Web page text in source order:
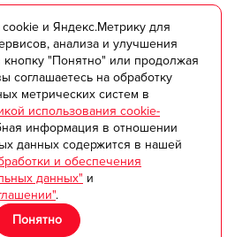
помощник в поиске и
напишите нам:
для обмена
Администрация
за ее достоверность и
и Яндекс.Метрику для
анализа и улучшения
кнопку "Понятно" или продолжая
соглашаетесь на обработку
метрических систем в
использования cookie-
информация в отношении
данных содержится в нашей
и обеспечения
данных" и
.
Понятно